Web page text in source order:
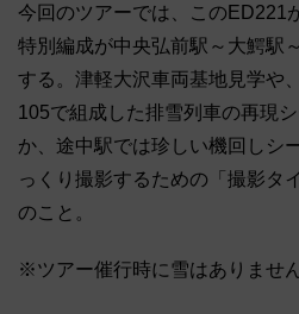
今回のツアーでは、このED221
特別編成が中央弘前駅～大鰐駅
する。津軽大沢車両基地見学や
105で組成した排雪列車の再現
か、途中駅では珍しい機回しシ
っくり撮影するための「撮影タ
のこと。
※ツアー催行時に雪はありません